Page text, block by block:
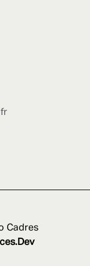
Cadres